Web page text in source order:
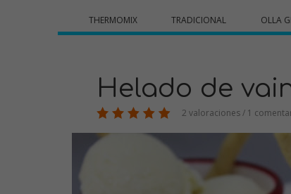
THERMOMIX TRADICIONAL OLLA
Helado de
2 valoraciones / 1